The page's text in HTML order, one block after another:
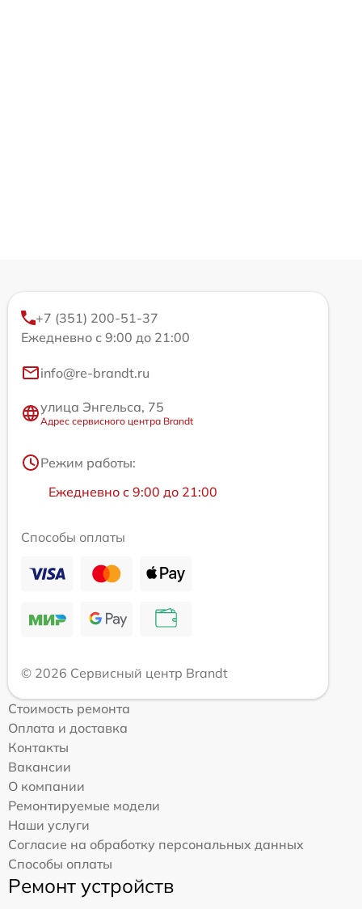
+7 (351) 200-51-37
Ежедневно с 9:00 до 21:00
info@re-brandt.ru
улица Энгельса, 75
Адрес сервисного центра Brandt
Режим работы:
Ежедневно с 9:00 до 21:00
Способы оплаты
© 2026 Сервисный центр Brandt
Стоимость ремонта
Оплата и доставка
Контакты
Вакансии
О компании
Ремонтируемые модели
Наши услуги
Согласие на обработку персональных данных
Способы оплаты
Ремонт устройств